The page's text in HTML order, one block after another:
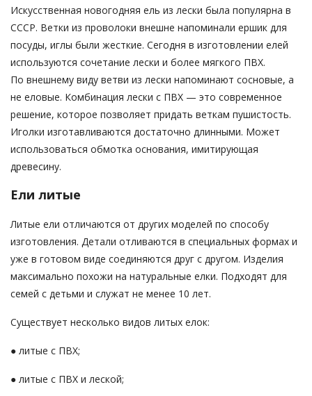
Искусственная новогодняя ель из лески была популярна в
СССР. Ветки из проволоки внешне напоминали ершик для
посуды, иглы были жесткие. Сегодня в изготовлении елей
используются сочетание лески и более мягкого ПВХ.
По внешнему виду ветви из лески напоминают сосновые, а
не еловые. Комбинация лески с ПВХ — это современное
решение, которое позволяет придать веткам пушистость.
Иголки изготавливаются достаточно длинными. Может
использоваться обмотка основания, имитирующая
древесину.
Ели литые
Литые ели отличаются от других моделей по способу
изготовления. Детали отливаются в специальных формах и
уже в готовом виде соединяются друг с другом. Изделия
максимально похожи на натуральные елки. Подходят для
семей с детьми и служат не менее 10 лет.
Существует несколько видов литых елок:
● литые с ПВХ;
● литые с ПВХ и леской;